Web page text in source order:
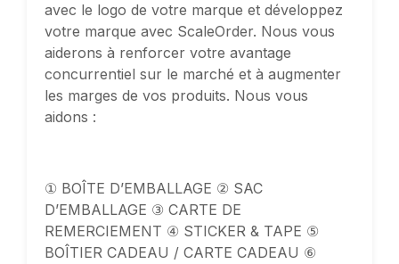
avec le logo de votre marque et développez
votre marque avec ScaleOrder. Nous vous
aiderons à renforcer votre avantage
concurrentiel sur le marché et à augmenter
les marges de vos produits. Nous vous
aidons :
① BOÎTE D’EMBALLAGE ② SAC
D’EMBALLAGE ③ CARTE DE
REMERCIEMENT ④ STICKER & TAPE ⑤
BOÎTIER CADEAU / CARTE CADEAU ⑥